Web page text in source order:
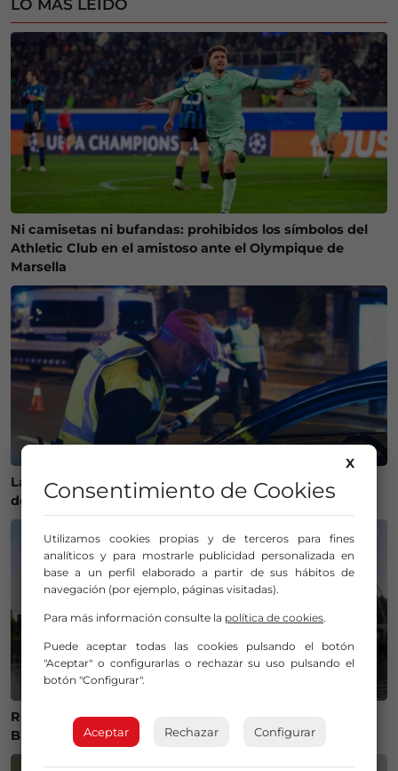
LO MÁS LEÍDO
Ni camisetas ni bufandas: prohibidos los símbolos del
Athletic Club en el amistoso ante el Olympique de
Marsella
La Policía Municipal de Bilbao intensifica los controles
de alcohol y drogas para evitar accidentes
Recuperan el cuerpo sin vida de una mujer en la ría de
Bilbao
X
Consentimiento de Cookies
Utilizamos cookies propias y de terceros para fines
analíticos y para mostrarle publicidad personalizada en
base a un perfil elaborado a partir de sus hábitos de
navegación (por ejemplo, páginas visitadas).
Para más información consulte la política de cookies.
Puede aceptar todas las cookies pulsando el botón
"Aceptar" o configurarlas o rechazar su uso pulsando el
botón "Configurar".
Aceptar Rechazar Configurar